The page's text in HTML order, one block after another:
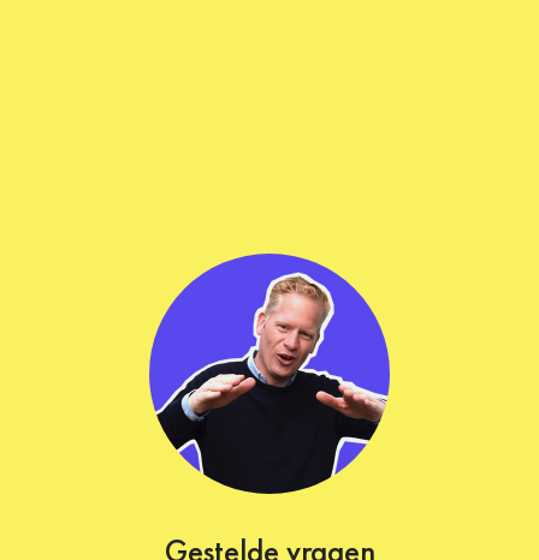
Gestelde vragen